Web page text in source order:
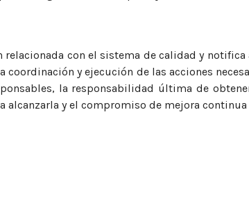
con el sistema de calidad y
y ejecución de las acciones
la responsabilidad última de
alcanzarla y el compromiso de mejora